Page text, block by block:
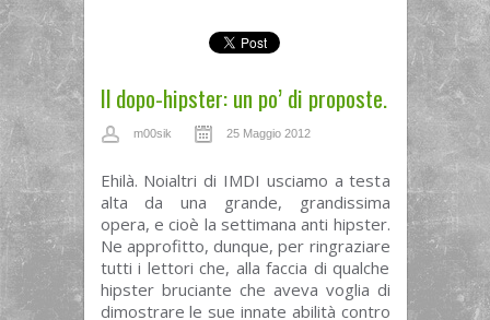
Il dopo-hipster: un po’ di proposte.
m00sik 25 Maggio 2012
Ehilà. Noialtri di IMDI usciamo a testa
alta da una grande, grandissima
opera, e cioè la settimana anti hipster.
Ne approfitto, dunque, per ringraziare
tutti i lettori che, alla faccia di qualche
hipster bruciante che aveva voglia di
dimostrare le sue innate abilità contro